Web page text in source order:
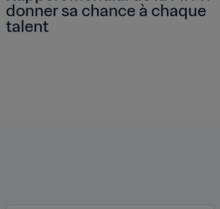
donner sa chance à chaque
talent